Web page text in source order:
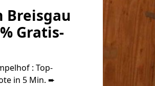
Breisgau
Gratis-
: Top-
in 5 Min. ➨